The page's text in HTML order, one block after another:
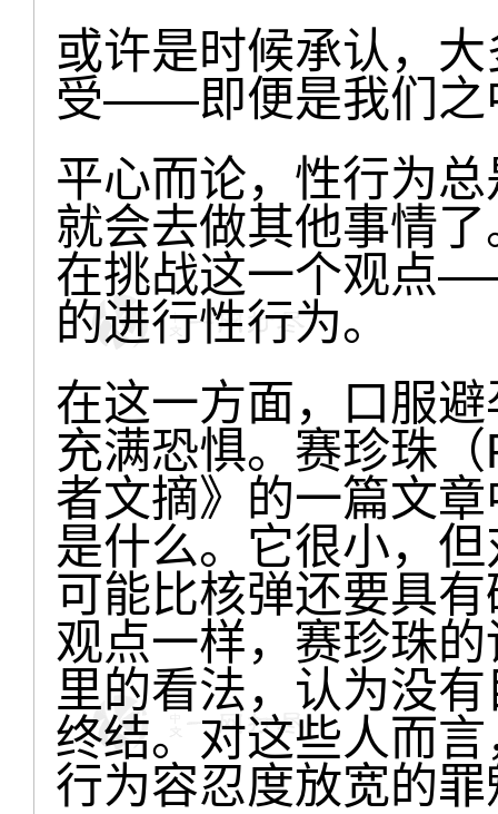
或许是时候承认，
受——即便是我们之
平心而论，性行为
就会去做其他事情
在挑战这一个观点
的进行性行为。
在这一方面，口服
充满恐惧。赛珍珠
者文摘》的一篇文
是什么。它很小，
可能比核弹还要具
观点一样，赛珍珠
里的看法，认为没
终结。对这些人而
行为容忍度放宽的